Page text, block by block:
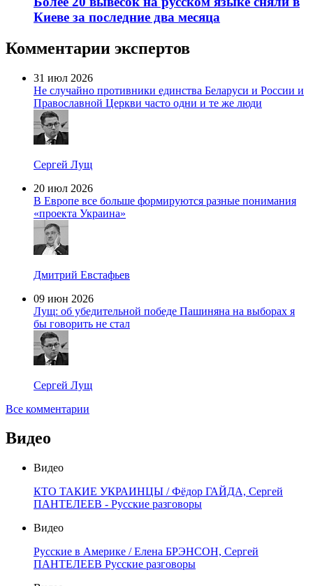
Киеве за последние два месяца
Комментарии экспертов
31 июл 2026
Не случайно противники единства Беларуси и России и
Православной Церкви часто одни и те же люди
Сергей Лущ
20 июл 2026
В Европе все больше формируются разные понимания
«проекта Украина»
Дмитрий Евстафьев
09 июн 2026
Лущ: об убедительной победе Пашиняна на выборах я
бы говорить не стал
Сергей Лущ
Все комментарии
Видео
Видео
КТО ТАКИЕ УКРАИНЦЫ / Фёдор ГАЙДА, Сергей
ПАНТЕЛЕЕВ - Русские разговоры
Видео
Русские в Америке / Елена БРЭНСОН, Сергей
ПАНТЕЛЕЕВ Русские разговоры